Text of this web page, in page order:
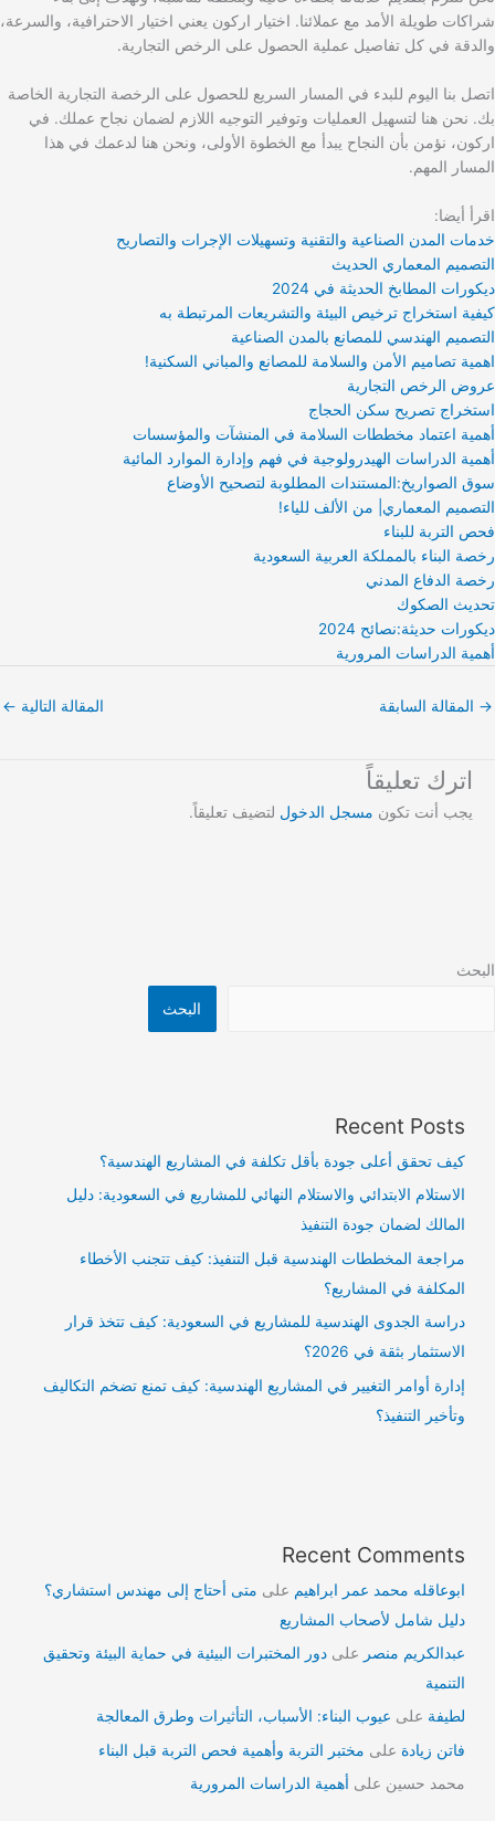
شراكات طويلة الأمد مع عملائنا. اختيار اركون يعني اختيار الاحترافية، والسرعة،
والدقة في كل تفاصيل عملية الحصول على الرخص التجارية.
اتصل بنا اليوم للبدء في المسار السريع للحصول على الرخصة التجارية الخاصة
بك. نحن هنا لتسهيل العمليات وتوفير التوجيه اللازم لضمان نجاح عملك. في
اركون، نؤمن بأن النجاح يبدأ مع الخطوة الأولى، ونحن هنا لدعمك في هذا
المسار المهم.
اقرأ أيضا:
خدمات المدن الصناعية والتقنية وتسهيلات الإجرات والتصاريح
التصميم المعماري الحديث
ديكورات المطابخ الحديثة في 2024
كيفية استخراج ترخيص البيئة والتشريعات المرتبطة به
التصميم الهندسي للمصانع بالمدن الصناعية
اهمية تصاميم الأمن والسلامة للمصانع والمباني السكنية!
عروض الرخص التجارية
استخراج تصريح سكن الحجاج
أهمية اعتماد مخططات السلامة في المنشآت والمؤسسات
أهمية الدراسات الهيدرولوجية في فهم وإدارة الموارد المائية
سوق الصواريخ:المستندات المطلوبة لتصحيح الأوضاع
التصميم المعماري| من الألف للياء!
فحص التربة للبناء
رخصة البناء بالمملكة العربية السعودية
رخصة الدفاع المدني
تحديث الصكوك
ديكورات حديثة:نصائح 2024
أهمية الدراسات المرورية
→ المقالة السابقة المقالة التالية ←
اترك تعليقاً
يجب أنت تكون مسجل الدخول لتضيف تعليقاً.
البحث
البحث
Recent Posts
كيف تحقق أعلى جودة بأقل تكلفة في المشاريع الهندسية؟
الاستلام الابتدائي والاستلام النهائي للمشاريع في السعودية: دليل
المالك لضمان جودة التنفيذ
مراجعة المخططات الهندسية قبل التنفيذ: كيف تتجنب الأخطاء
المكلفة في المشاريع؟
دراسة الجدوى الهندسية للمشاريع في السعودية: كيف تتخذ قرار
الاستثمار بثقة في 2026؟
إدارة أوامر التغيير في المشاريع الهندسية: كيف تمنع تضخم التكاليف
وتأخير التنفيذ؟
Recent Comments
ابوعاقله محمد عمر ابراهيم على متى أحتاج إلى مهندس استشاري؟
دليل شامل لأصحاب المشاريع
عبدالكريم منصر علىدور المختبرات البيئية في حماية البيئة وتحقيق
التنمية
لطيفة على عيوب البناء: الأسباب، التأثيرات وطرق المعالجة
فاتن زيادة على مختبر التربة وأهمية فحص التربة قبل البناء
محمد حسين على أهمية الدراسات المرورية